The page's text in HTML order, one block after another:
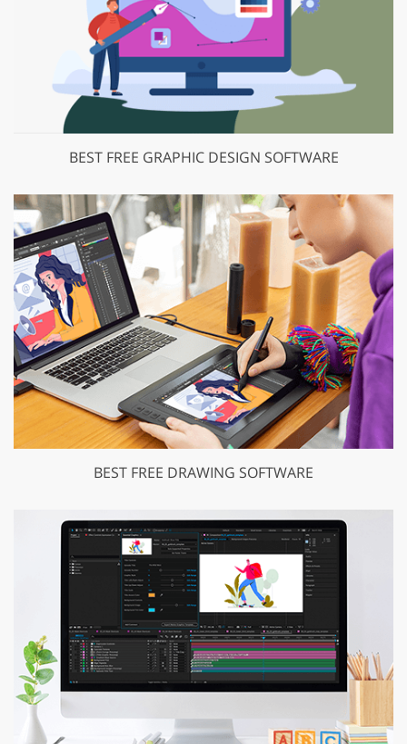
BEST FREE GRAPHIC DESIGN SOFTWARE
BEST FREE DRAWING SOFTWARE